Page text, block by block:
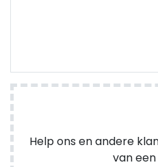
Help ons en andere
van